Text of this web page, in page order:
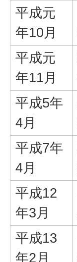
平成元
年10月
平成元
年11月
平成5年
4月
平成7年
4月
平成12
年3月
平成13
年2月